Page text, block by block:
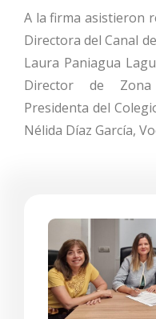
A la firma asistieron
Directora del Canal
Laura Paniagua
Director de
Presidenta del
Nélida Díaz García,